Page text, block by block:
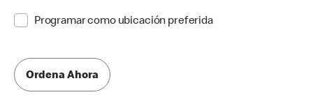
Programar como ubicación preferida
Ordena Ahora